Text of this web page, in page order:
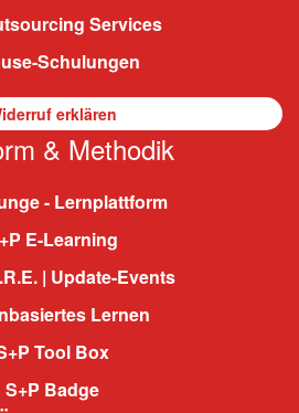
Services
Schulungen
erklären
& Methodik
- Lernplattform
E-Learning
| Update-Events
Lernen
Tool Box
S+P Badge